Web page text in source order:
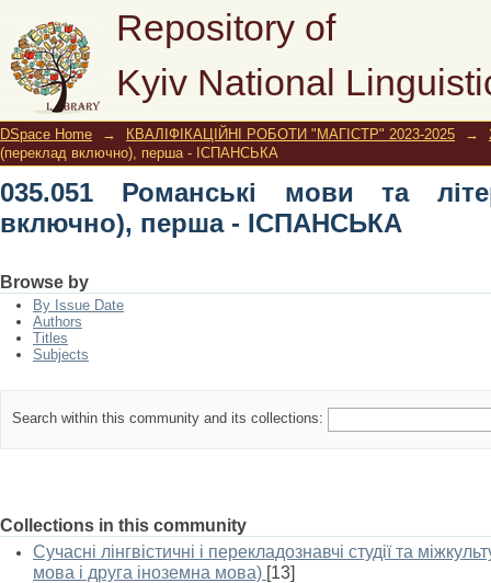
Repository of
Kyiv National
035.051 Романські мови та
ІСПАНСЬКА
DSpace Home → КВАЛІФІКАЦІЙНІ РОБОТИ "МАГІСТР" 2023-2025 →
(переклад включно), перша - ІСПАНСЬКА
035.051 Романські мови та
включно), перша - ІСПАНСЬКА
Browse by
By Issue Date
Authors
Titles
Subjects
Search within this community and its collections:
Collections in this community
Сучасні лінгвістичні і перекладознавчі студії та
мова і друга іноземна мова) [13]